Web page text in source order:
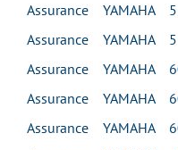
Assurance YAMAHA
Assurance YAMAHA
Assurance YAMAHA
Assurance YAMAHA
Assurance YAMAHA